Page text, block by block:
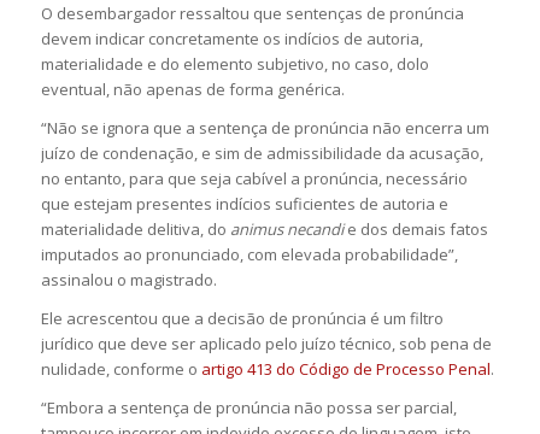
O desembargador ressaltou que sentenças de pronúncia
devem indicar concretamente os indícios de autoria,
materialidade e do elemento subjetivo, no caso, dolo
eventual, não apenas de forma genérica.
“Não se ignora que a sentença de pronúncia não encerra um
juízo de condenação, e sim de admissibilidade da acusação,
no entanto, para que seja cabível a pronúncia, necessário
que estejam presentes indícios suficientes de autoria e
materialidade delitiva, do animus necandie dos demais fatos
imputados ao pronunciado, com elevada probabilidade”,
assinalou o magistrado.
Ele acrescentou que a decisão de pronúncia é um filtro
jurídico que deve ser aplicado pelo juízo técnico, sob pena de
nulidade, conforme o artigo 413 do Código de Processo Penal.
“Embora a sentença de pronúncia não possa ser parcial,